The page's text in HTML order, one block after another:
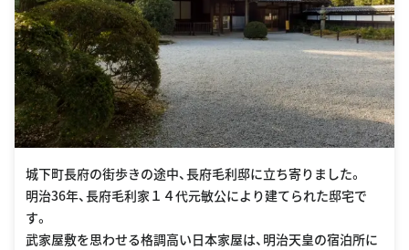
城下町長府の街歩きの途中、長府毛利邸に立ち寄りました。
明治36年、長府毛利家１４代元敏公により建てられた邸宅で
す。
武家屋敷を思わせる格調高い日本家屋は、明治天皇の宿泊所に